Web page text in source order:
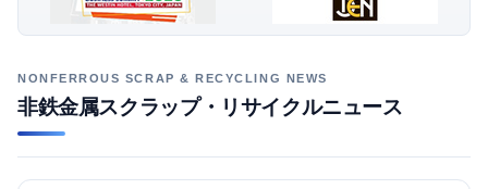
非鉄金属スクラップ・リサイクルニュース